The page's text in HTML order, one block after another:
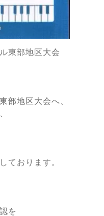
東部地区大会
部地区大会へ、
ております。
を